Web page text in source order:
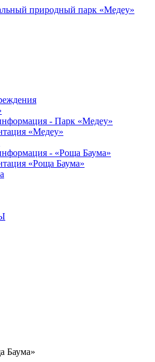
природный парк «Медеу»
- Парк «Медеу»
«Медеу»
- «Роща Баума»
«Роща Баума»
Баума»